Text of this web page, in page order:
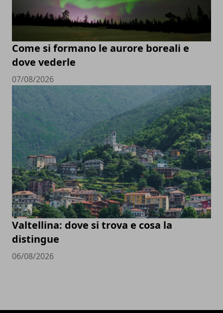
Come si formano le aurore boreali e
dove vederle
07/08/2026
Valtellina: dove si trova e cosa la
distingue
06/08/2026